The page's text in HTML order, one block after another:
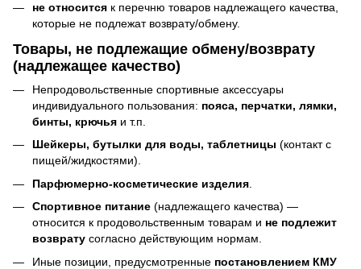
не относится к перечню товаров надлежащего качества,
которые не подлежат возврату/обмену.
Товары, не подлежащие обмену/возврату
(надлежащее качество)
Непродовольственные спортивные аксессуары
индивидуального пользования: пояса, перчатки, лямки,
бинты, крючья и т.п.
Шейкеры, бутылки для воды, таблетницы (контакт с
пищей/жидкостями).
Парфюмерно-косметические изделия
Спортивное питание (надлежащего качества) —
относится к продовольственным товарам и не подлежит
возврату согласно действующим нормам.
Иные позиции, предусмотренные постановлением КМУ